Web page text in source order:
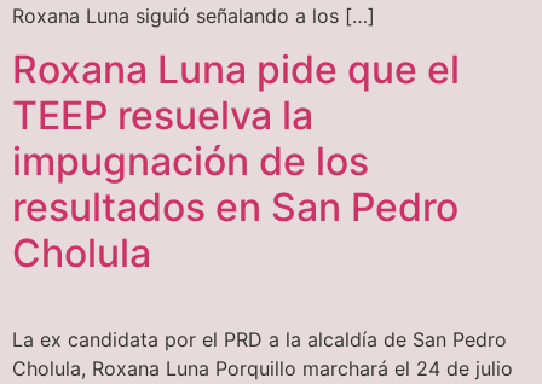
Roxana Luna siguió señalando a los […]
Roxana Luna pide que el
TEEP resuelva la
impugnación de los
resultados en San Pedro
Cholula
La ex candidata por el PRD a la alcaldía de San Pedro
Cholula, Roxana Luna Porquillo marchará el 24 de julio